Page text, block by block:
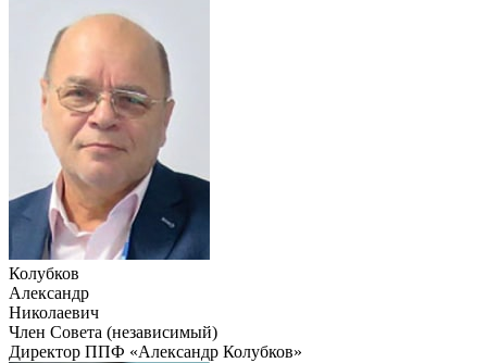
Колубков
Александр
Николаевич
Член Совета (независимый)
Директор ППФ «Александр Колубков»